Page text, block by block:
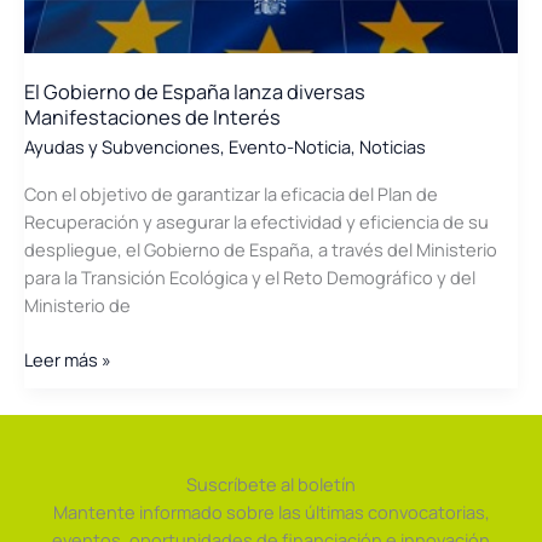
en
redes
almacenamiento
energético
y
El Gobierno de España lanza diversas
Manifestaciones de Interés
Ayudas y Subvenciones, Evento-Noticia, Noticias
Con el objetivo de garantizar la eficacia del Plan de
Recuperación y asegurar la efectividad y eficiencia de su
despliegue, el Gobierno de España, a través del Ministerio
para la Transición Ecológica y el Reto Demográfico y del
Ministerio de
El
de
Manifestaciones
Leer más »
Suscríbete al boletín
Mantente informado sobre las últimas convocatorias,